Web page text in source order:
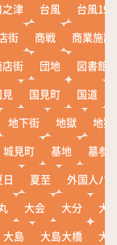
之津 台風
台風19
街 商戦
商業施設
街 団地
図書館
見 国見町 国道
地下街 地獄
地獄
城見町 基地
墓参
日 夏至
外国人バ
大会 大分
大
大島 大島大橋
大